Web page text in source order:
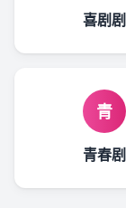
喜剧剧
青
青春剧